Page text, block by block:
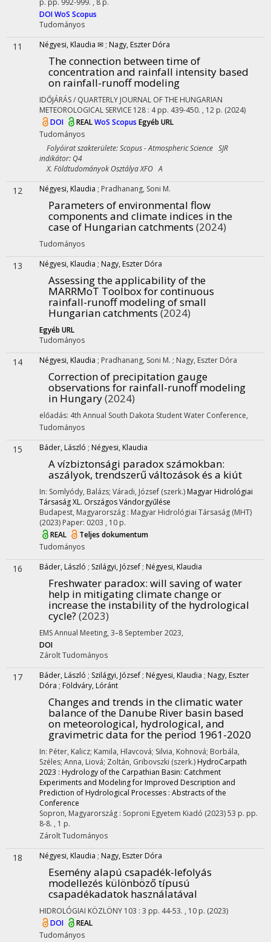
p. pp. 992-999. , 8 p.
DOIWoS Scopus
Tudományos
11 Négyesi, Klaudia ✉ ; Nagy, Eszter Dóra
The connection between time of
concentration and rainfall intensity based
on rainfall-runoff modeling
IDŐJÁRÁS / QUARTERLY JOURNAL OF THE HUNGARIAN
METEOROLOGICAL SERVICE 128 : 4 pp. 439-450. , 12 p. (2024)
DOI
REALWoS Scopus Egyéb URL
Tudományos
Folyóirat szakterülete: Scopus - Atmospheric Science SJR
indikátor: Q4
X. Földtudományok Osztálya XFO A
12 Négyesi, Klaudia ; Pradhanang, Soni M.
Parameters of environmental flow
components and climate indices in the
case of Hungarian catchments (2024)
Tudományos
13 Négyesi, Klaudia ; Nagy, Eszter Dóra
Assessing the applicability of the
MARRMoT Toolbox for continuous
rainfall-runoff modeling of small
Hungarian catchments (2024)
Egyéb URL
Tudományos
14 Négyesi, Klaudia ; Pradhanang, Soni M. ; Nagy, Eszter Dóra
Correction of precipitation gauge
observations for rainfall-runoff modeling
in Hungary(2024)
előadás: 4th Annual South Dakota Student Water Conference,
Tudományos
15 Báder, László ; Négyesi, Klaudia
A vízbiztonsági paradox számokban:
aszályok, trendszerű változások és a kiút
In: Somlyódy, Balázs; Váradi, József (szerk.) Magyar Hidrológiai
Társaság XL. Országos Vándorgyűlése
Budapest, Magyarország : Magyar Hidrológiai Társaság (MHT)
(2023) Paper: 0203 , 10 p.
REAL
Teljes dokumentum
Tudományos
16 Báder, László ; Szilágyi, József ; Négyesi, Klaudia
Freshwater paradox: will saving of water
help in mitigating climate change or
increase the instability of the hydrological
cycle? (2023)
EMS Annual Meeting, 3–8 September 2023,
DOI
ZároltTudományos
17 Báder, László ; Szilágyi, József ; Négyesi, Klaudia ; Nagy, Eszter
Dóra ; Földváry, Lóránt
Changes and trends in the climatic water
balance of the Danube River basin based
on meteorological, hydrological, and
gravimetric data for the period 1961-2020
In: Péter, Kalicz; Kamila, Hlavcová; Silvia, Kohnová; Borbála,
Széles; Anna, Liová; Zoltán, Gribovszki (szerk.) HydroCarpath
2023 : Hydrology of the Carpathian Basin: Catchment
Experiments and Modeling for Improved Description and
Prediction of Hydrological Processes : Abstracts of the
Conference
Sopron, Magyarország : Soproni Egyetem Kiadó (2023)53 p. pp.
8-8. , 1 p.
ZároltTudományos
18 Négyesi, Klaudia ; Nagy, Eszter Dóra
Esemény alapú csapadék-lefolyás
modellezés különböző típusú
csapadékadatok használatával
HIDROLÓGIAI KÖZLÖNY 103 : 3 pp. 44-53. , 10 p. (2023)
DOI
REAL
Tudományos